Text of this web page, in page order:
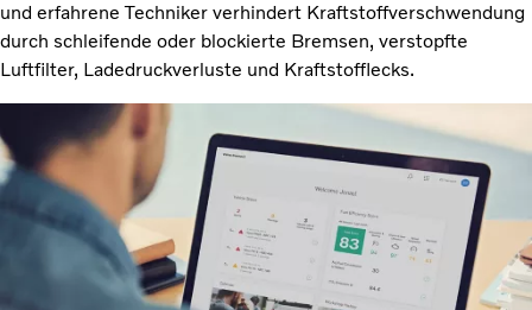
und erfahrene Techniker verhindert Kraftstoffverschwendung
durch schleifende oder blockierte Bremsen, verstopfte
Luftfilter, Ladedruckverluste und Kraftstofflecks.